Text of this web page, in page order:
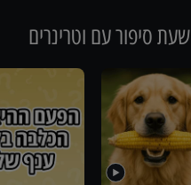
שעת סיפור עם וטרינרים